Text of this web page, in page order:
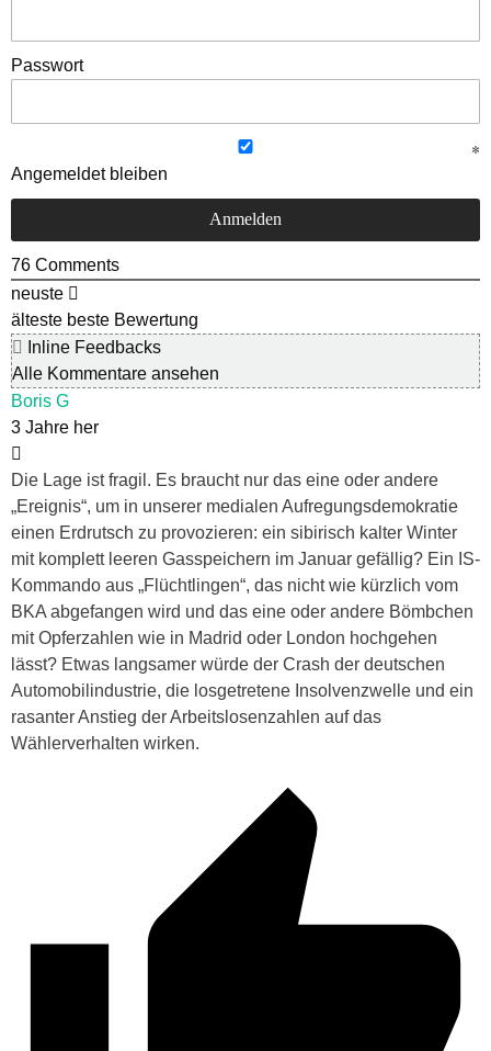
Passwort
Angemeldet bleiben
76 Comments
neuste
älteste beste Bewertung
Inline Feedbacks
Alle Kommentare ansehen
Boris G
3 Jahre her
Die Lage ist fragil. Es braucht nur das eine oder andere
„Ereignis“, um in unserer medialen Aufregungsdemokratie
einen Erdrutsch zu provozieren: ein sibirisch kalter Winter
mit komplett leeren Gasspeichern im Januar gefällig? Ein IS-
Kommando aus „Flüchtlingen“, das nicht wie kürzlich vom
BKA abgefangen wird und das eine oder andere Bömbchen
mit Opferzahlen wie in Madrid oder London hochgehen
lässt? Etwas langsamer würde der Crash der deutschen
Automobilindustrie, die losgetretene Insolvenzwelle und ein
rasanter Anstieg der Arbeitslosenzahlen auf das
Wählerverhalten wirken.